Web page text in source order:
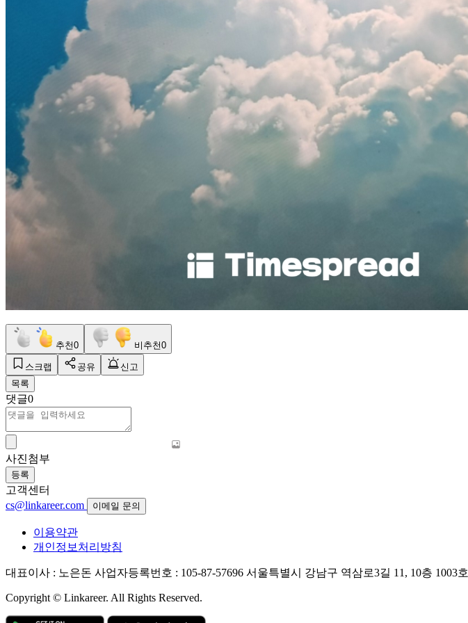
추천0 비추천0
스크랩 공유
신고
목록
댓글0
사진첨부
등록
고객센터
cs@linkareer.com
이메일 문의
이용약관
개인정보처리방침
대표이사 : 노은돈 사업자등록번호 : 105-87-57696 서울특별시 강남구 역삼로3길 11, 10층 1003호
Copyright © Linkareer. All Rights Reserved.